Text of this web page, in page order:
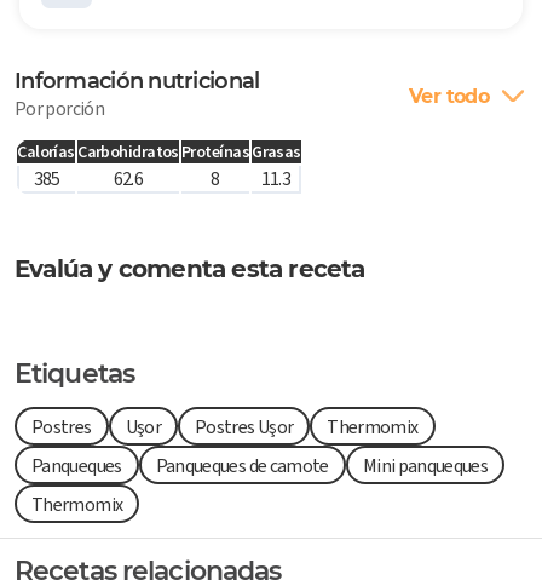
Información nutricional
Por porción Ver todo
Calorías Carbohidratos ProteínasGrasas
385 62.6 8 11.3
Evalúa y comenta esta receta
Etiquetas
Postres Uşor Postres Uşor
Thermomix
Panqueques
Panqueques de camote
Mini panqueques
Thermomix
Recetas relacionadas